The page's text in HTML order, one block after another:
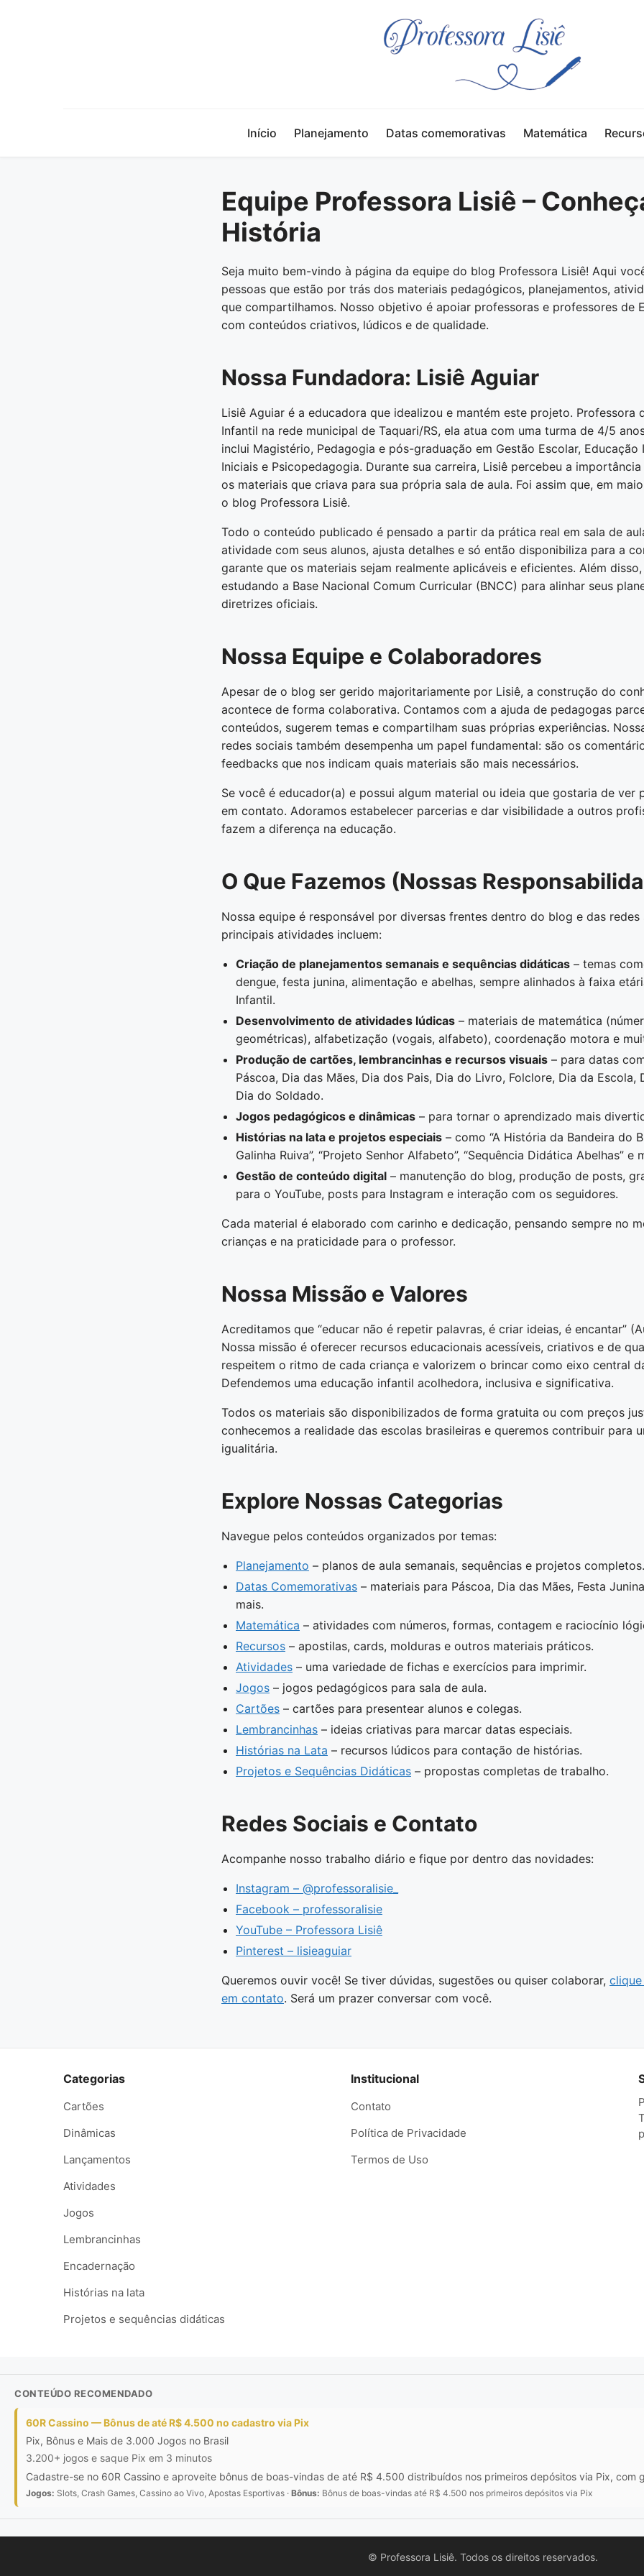
Início Planejamento Datas comemorativas Matemática
Equipe Professora Lisiê –
História
Seja muito bem-vindo à página da equipe do blog Professora Lisiê! Aqui
pessoas que estão por trás dos materiais pedagógicos, planejamentos,
que compartilhamos. Nosso objetivo é apoiar professoras e professores de
com conteúdos criativos, lúdicos e de qualidade.
Nossa Fundadora: Lisiê Aguiar
Lisiê Aguiar é a educadora que idealizou e mantém este projeto. Professora
Infantil na rede municipal de Taquari/RS, ela atua com uma turma de 4/5
inclui Magistério, Pedagogia e pós-graduação em Gestão Escolar, Educação
Iniciais e Psicopedagogia. Durante sua carreira, Lisiê percebeu a
os materiais que criava para sua própria sala de aula. Foi assim que, em
o blog Professora Lisiê.
Todo o conteúdo publicado é pensado a partir da prática real em sala de
atividade com seus alunos, ajusta detalhes e só então disponibiliza para a
garante que os materiais sejam realmente aplicáveis e eficientes. Além
estudando a Base Nacional Comum Curricular (BNCC) para alinhar seus
diretrizes oficiais.
Nossa Equipe e Colaboradores
Apesar de o blog ser gerido majoritariamente por Lisiê, a construção do
acontece de forma colaborativa. Contamos com a ajuda de pedagogas
conteúdos, sugerem temas e compartilham suas próprias experiências.
redes sociais também desempenha um papel fundamental: são os
feedbacks que nos indicam quais materiais são mais necessários.
Se você é educador(a) e possui algum material ou ideia que gostaria de ver
em contato. Adoramos estabelecer parcerias e dar visibilidade a outros
fazem a diferença na educação.
O Que Fazemos (Nossas
Nossa equipe é responsável por diversas frentes dentro do blog e das redes
principais atividades incluem:
Criação de planejamentos semanais e sequências didáticas – temas
dengue, festa junina, alimentação e abelhas, sempre alinhados à faixa
Infantil.
Desenvolvimento de atividades lúdicas – materiais de matemática
geométricas), alfabetização (vogais, alfabeto), coordenação motora e
Produção de cartões, lembrancinhas e recursos visuais – para datas
Páscoa, Dia das Mães, Dia dos Pais, Dia do Livro, Folclore, Dia da Escola,
Dia do Soldado.
Jogos pedagógicos e dinâmicas – para tornar o aprendizado mais
Histórias na lata e projetos especiais – como “A História da Bandeira do
Galinha Ruiva”, “Projeto Senhor Alfabeto”, “Sequência Didática Abelhas” e
Gestão de conteúdo digital – manutenção do blog, produção de posts,
para o YouTube, posts para Instagram e interação com os seguidores.
Cada material é elaborado com carinho e dedicação, pensando sempre no
crianças e na praticidade para o professor.
Nossa Missão e Valores
Acreditamos que “educar não é repetir palavras, é criar ideias, é encantar”
Nossa missão é oferecer recursos educacionais acessíveis, criativos e de
respeitem o ritmo de cada criança e valorizem o brincar como eixo central
Defendemos uma educação infantil acolhedora, inclusiva e significativa.
Todos os materiais são disponibilizados de forma gratuita ou com preços
conhecemos a realidade das escolas brasileiras e queremos contribuir para
igualitária.
Explore Nossas Categorias
Navegue pelos conteúdos organizados por temas:
Planejamento – planos de aula semanais, sequências e projetos completos.
Datas Comemorativas – materiais para Páscoa, Dia das Mães, Festa
mais.
Matemática – atividades com números, formas, contagem e raciocínio
Recursos – apostilas, cards, molduras e outros materiais práticos.
Atividades – uma variedade de fichas e exercícios para imprimir.
Jogos – jogos pedagógicos para sala de aula.
Cartões – cartões para presentear alunos e colegas.
Lembrancinhas – ideias criativas para marcar datas especiais.
Histórias na Lata – recursos lúdicos para contação de histórias.
Projetos e Sequências Didáticas – propostas completas de trabalho.
Redes Sociais e Contato
Acompanhe nosso trabalho diário e fique por dentro das novidades:
Instagram – @professoralisie_
Facebook – professoralisie
YouTube – Professora Lisiê
Pinterest – lisieaguiar
Queremos ouvir você! Se tiver dúvidas, sugestões ou quiser colaborar,
em contato. Será um prazer conversar com você.
Categorias
Cartões
Dinâmicas
Lançamentos
Atividades
Jogos
Lembrancinhas
Encadernação
Histórias na lata
Projetos e sequências didáticas
Institucional
Contato
Política de Privacidade
Termos de Uso
CONTEÚDO RECOMENDADO
60R Cassino — Bônus de até R$ 4.500 no cadastro via Pix
Pix, Bônus e Mais de 3.000 Jogos no Brasil
3.200+ jogos e saque Pix em 3 minutos
Cadastre-se no 60R Cassino e aproveite bônus de boas-vindas de até R$ 4.500 distribuídos nos primeiros depósitos via Pix,
Jogos: Slots, Crash Games, Cassino ao Vivo, Apostas Esportivas · Bônus: Bônus de boas-vindas até R$ 4.500 nos primeiros depósitos via Pix
© Professora Lisiê. Todos os direitos reservados.